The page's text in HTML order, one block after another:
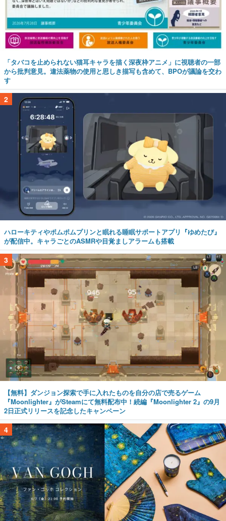
「タバコを止められない猫耳キャラを描く深夜枠アニメ」に視聴者の一部
から批判意見。違法薬物の使用と思しき描写も含めて、BPOが議論を交わ
す
2
ハローキティやポムポムプリンと眠れる睡眠サポートアプリ『ゆめたび』
が配信中。キャラごとのASMRや目覚ましアラームも搭載
3
【無料】ダンジョン探索で手に入れたものを自分の店で売るゲーム
『Moonlighter』がSteamにて無料配布中！続編『Moonlighter 2』の9月
2日正式リリースを記念したキャンペーン
4